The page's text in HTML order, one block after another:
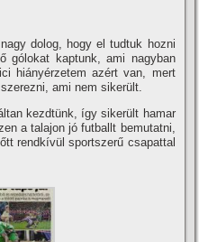
dolog, hogy el tudtuk hozni
gólokat kaptunk, ami nagyban
hiányérzetem azért van, mert
ami nem sikerült.
kezdtünk, í­gy sikerült hamar
a talajon jó futballt bemutatni,
rendkí­vül sportszerű csapattal